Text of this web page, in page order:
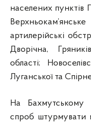
населених пунктів
артилерійські
Дворічна,
області;
Луганської та
На
спроб штурмувати